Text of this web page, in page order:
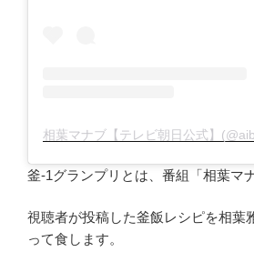
釜-1グランプリとは、番組「相葉マ
視聴者が投稿した釜飯レシピを相葉
って食します。